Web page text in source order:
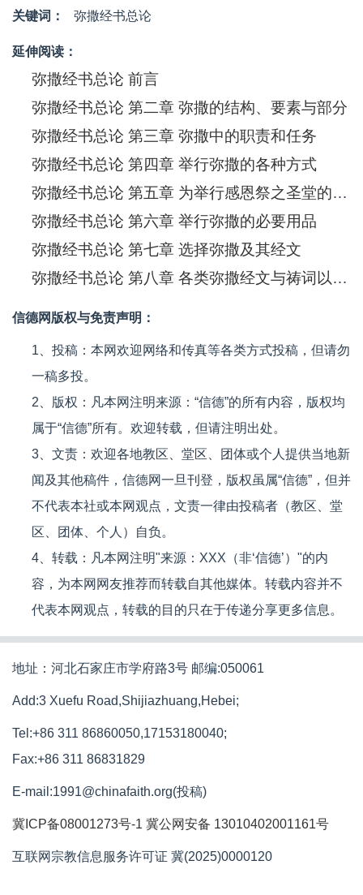
关键词： 弥撒经书总论
延伸阅读：
弥撒经书总论 前言
弥撒经书总论 第二章 弥撒的结构、要素与部分
弥撒经书总论 第三章 弥撒中的职责和任务
弥撒经书总论 第四章 举行弥撒的各种方式
弥撒经书总论 第五章 为举行感恩祭之圣堂的布置与装饰
弥撒经书总论 第六章 举行弥撒的必要用品
弥撒经书总论 第七章 选择弥撒及其经文
弥撒经书总论 第八章 各类弥撒经文与祷词以及追思弥撒
信德网版权与免责声明：
1、投稿：本网欢迎网络和传真等各类方式投稿，但请勿
一稿多投。
2、版权：凡本网注明来源：“信德”的所有内容，版权均
属于“信德”所有。欢迎转载，但请注明出处。
3、文责：欢迎各地教区、堂区、团体或个人提供当地新
闻及其他稿件，信德网一旦刊登，版权虽属“信德”，但并
不代表本社或本网观点，文责一律由投稿者（教区、堂
区、团体、个人）自负。
4、转载：凡本网注明"来源：XXX（非‘信德’）"的内
容，为本网网友推荐而转载自其他媒体。转载内容并不
代表本网观点，转载的目的只在于传递分享更多信息。
地址：河北石家庄市学府路3号 邮编:050061
Add:3 Xuefu Road,Shijiazhuang,Hebei;
Tel:+86 311 86860050,17153180040;
Fax:+86 311 86831829
E-mail:1991@chinafaith.org(投稿)
冀ICP备08001273号-1 冀公网安备 13010402001161号
互联网宗教信息服务许可证 冀(2025)0000120